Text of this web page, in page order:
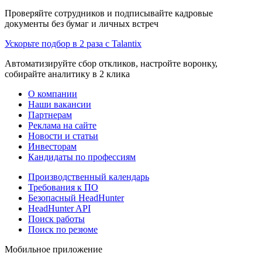
Проверяйте сотрудников и подписывайте кадровые
документы без бумаг и личных встреч
Ускорьте подбор в 2 раза с Talantix
Автоматизируйте сбор откликов, настройте воронку,
собирайте аналитику в 2 клика
О компании
Наши вакансии
Партнерам
Реклама на сайте
Новости и статьи
Инвесторам
Кандидаты по профессиям
Производственный календарь
Требования к ПО
Безопасный HeadHunter
HeadHunter API
Поиск работы
Поиск по резюме
Мобильное приложение